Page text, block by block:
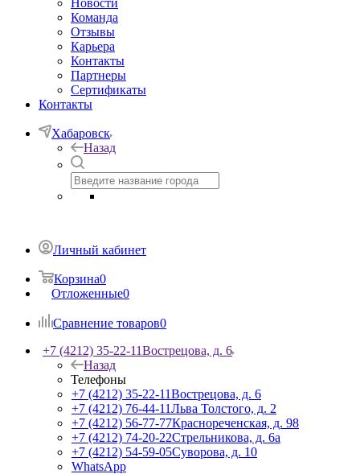
Новости
Команда
Отзывы
Карьера
Контакты
Партнеры
Сертификаты
Контакты
Хабаровск
Назад
Личный кабинет
Корзина0
Отложенные0
Сравнение товаров0
+7 (4212) 35-22-11Вострецова, д. 6
Назад
Телефоны
+7 (4212) 35-22-11Вострецова, д. 6
+7 (4212) 76-44-11Льва Толстого, д. 2
+7 (4212) 56-77-77Краснореченская, д. 98
+7 (4212) 74-20-22Стрельникова, д. 6а
+7 (4212) 54-59-05Суворова, д. 10
WhatsApp